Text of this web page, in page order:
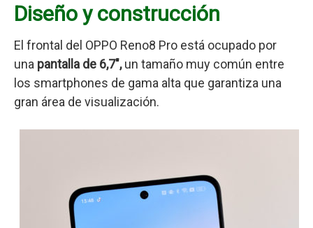
Diseño y construcción
El frontal del OPPO Reno8 Pro está ocupado por
una pantalla de 6,7″,un tamaño muy común entre
los smartphones de gama alta que garantiza una
gran área de visualización.